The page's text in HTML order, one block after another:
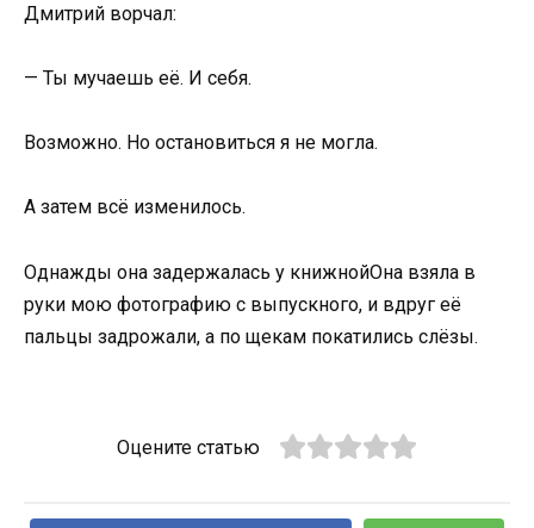
Дмитрий ворчал:
— Ты мучаешь её. И себя.
Возможно. Но остановиться я не могла.
А затем всё изменилось.
Однажды она задержалась у книжнойОна взяла в
руки мою фотографию с выпускного, и вдруг её
пальцы задрожали, а по щекам покатились слёзы.
Оцените статью